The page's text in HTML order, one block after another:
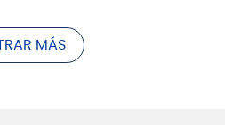
atrás. El Perception P3 S
de metal y una rejilla de
MÁS